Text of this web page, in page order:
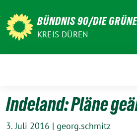
zum
Inhalt
BÜNDNIS 90/DIE
KREIS DÜREN
Indeland: Pläne
3. Juli 2016 | georg.schmitz